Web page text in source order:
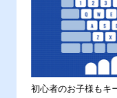
初心者のお子様もキ